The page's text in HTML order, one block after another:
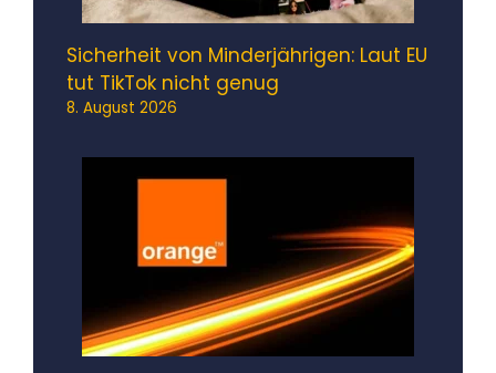
Sicherheit von Minderjährigen: Laut EU
tut TikTok nicht genug
8. August 2026